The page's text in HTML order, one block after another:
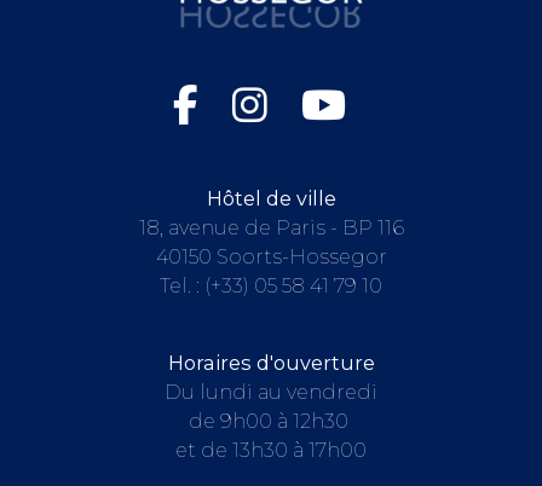
Hôtel de ville
18, avenue de Paris - BP 116
40150 Soorts-Hossegor
Tel. : (+33) 05 58 41 79 10
Horaires d'ouverture
Du lundi au vendredi
de 9h00 à 12h30
et de 13h30 à 17h00